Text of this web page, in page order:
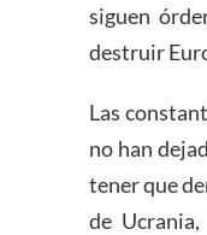
siguen
destruir
Las
no han
tener que
de